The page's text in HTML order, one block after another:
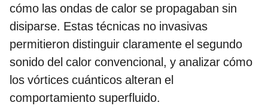
cómo las ondas de calor se propagaban sin
disiparse. Estas técnicas no invasivas
permitieron distinguir claramente el segundo
sonido del calor convencional, y analizar cómo
los vórtices cuánticos alteran el
comportamiento superfluido.